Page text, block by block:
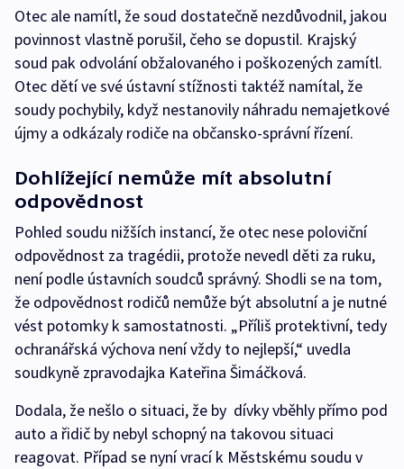
Otec ale namítl, že soud dostatečně nezdůvodnil, jakou
povinnost vlastně porušil, čeho se dopustil. Krajský
soud pak odvolání obžalovaného i poškozených zamítl.
Otec dětí ve své ústavní stížnosti taktéž namítal, že
soudy pochybily, když nestanovily náhradu nemajetkové
újmy a odkázaly rodiče na občansko-správní řízení.
Dohlížející nemůže mít absolutní
odpovědnost
Pohled soudu nižších instancí, že otec nese poloviční
odpovědnost za tragédii, protože nevedl děti za ruku,
není podle ústavních soudců správný. Shodli se na tom,
že odpovědnost rodičů nemůže být absolutní a je nutné
vést potomky k samostatnosti. „Příliš protektivní, tedy
ochranářská výchova není vždy to nejlepší,“ uvedla
soudkyně zpravodajka Kateřina Šimáčková.
Dodala, že nešlo o situaci, že by dívky vběhly přímo pod
auto a řidič by nebyl schopný na takovou situaci
reagovat. Případ se nyní vrací k Městskému soudu v